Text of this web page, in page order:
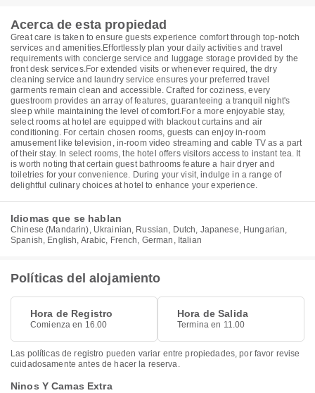
Acerca de esta propiedad
Great care is taken to ensure guests experience comfort through top-notch
services and amenities.Effortlessly plan your daily activities and travel
requirements with concierge service and luggage storage provided by the
front desk services.For extended visits or whenever required, the dry
cleaning service and laundry service ensures your preferred travel
garments remain clean and accessible. Crafted for coziness, every
guestroom provides an array of features, guaranteeing a tranquil night's
sleep while maintaining the level of comfort.For a more enjoyable stay,
select rooms at hotel are equipped with blackout curtains and air
conditioning. For certain chosen rooms, guests can enjoy in-room
amusement like television, in-room video streaming and cable TV as a part
of their stay. In select rooms, the hotel offers visitors access to instant tea. It
is worth noting that certain guest bathrooms feature a hair dryer and
toiletries for your convenience. During your visit, indulge in a range of
delightful culinary choices at hotel to enhance your experience.
Idiomas que se hablan
Chinese (Mandarin), Ukrainian, Russian, Dutch, Japanese, Hungarian,
Spanish, English, Arabic, French, German, Italian
Políticas del alojamiento
Hora de Registro
Comienza en 16.00
Hora de Salida
Termina en 11.00
Las políticas de registro pueden variar entre propiedades, por favor revise
cuidadosamente antes de hacer la reserva.
Ninos Y Camas Extra